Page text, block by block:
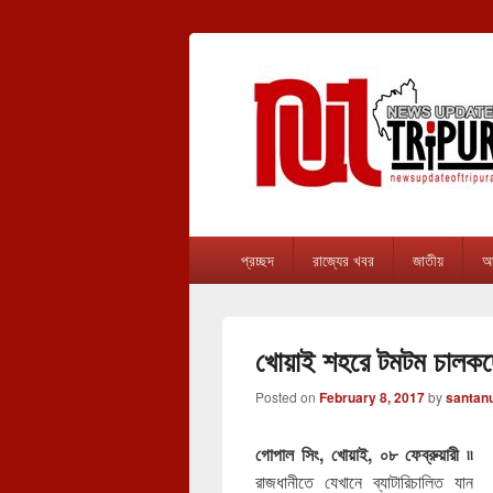
প্রচ্ছদ রাজ্যের খবর জাতীয়
খোয়াই শহরে টমটম
Posted on February 8, 2017by
গোপাল সিং, খোয়াই, ০৮ ফেব্রুয়ারী ৷৷
রাজধানীতে যেখানে ব্যাটারিচালিত যান